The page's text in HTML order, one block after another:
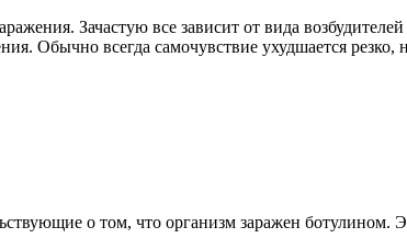
Зачастую все зависит от вида
Обычно всегда самочувствие ухудшается резко,
о том, что организм заражен ботулином.